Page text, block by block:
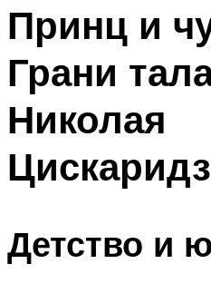
Принц и
Грани
Николая
Детство и